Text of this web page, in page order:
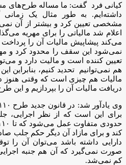
کیانی فرد گفت: ما مساله طرح‌های
داشته‌ایم. به طور مثال یک زمانی
مشخصی تعیین کرد و بیشتر از آن
اعلام شد مالیاتی را برای مهریه
می‌کند پیشاپیش مالیات آن را
نمی‌شود این سقف را محدود کرد و
تعیین کننده است و مالیت دارد و
هم نمی‌توانیم تحدید کنیم،
مالیات هم چیزی است که وقتی هنوز
دریافت مالیات آن را بپردازیم و این
برای این است که از نظر اجرایی،
کند و برای مازاد آن دیگر حکم جلب
دارایی داشته باشد می‌توان آن را
صورت نمی‌گیرد که آن هم جنبه
کم نمی‌شد.‌